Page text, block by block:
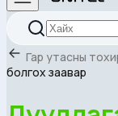
Гар утасны
болгох заавар